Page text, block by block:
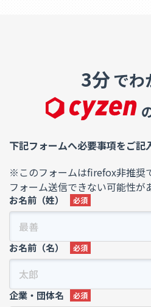
3分でわ
下記フォームへ必要事項をご記
※このフォームはfirefox非推奨で
フォーム送信できない可能性が
お名前（姓）
お名前（名）
企業・団体名